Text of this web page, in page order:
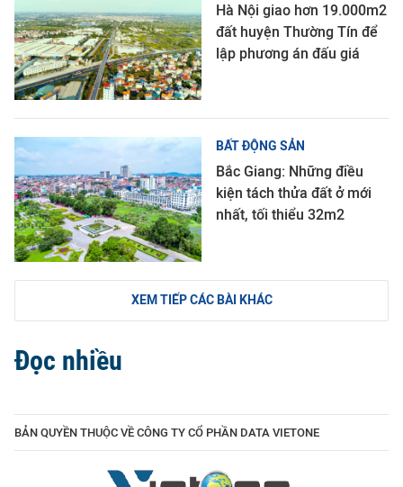
Hà Nội giao hơn 19.000m2
đất huyện Thường Tín để
lập phương án đấu giá
BẤT ĐỘNG SẢN
Bắc Giang: Những điều
kiện tách thửa đất ở mới
nhất, tối thiểu 32m2
XEM TIẾP CÁC BÀI KHÁC
Đọc nhiều
BẢN QUYỀN THUỘC VỀ CÔNG TY CỔ PHẦN DATA VIETONE